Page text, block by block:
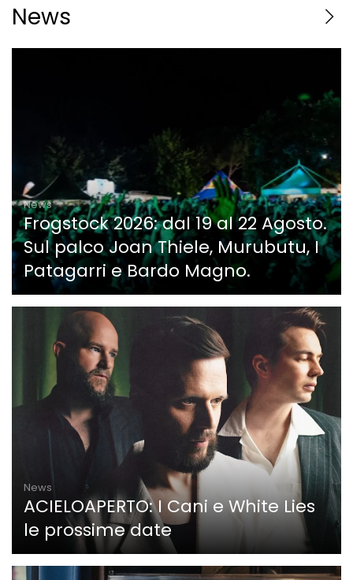
News
News
Frogstock 2026: dal 19 al 22 Agosto.
Sul palco Joan Thiele, Murubutu, I
Patagarri e Bardo Magno.
News
ACIELOAPERTO: I Cani e White Lies
le prossime date